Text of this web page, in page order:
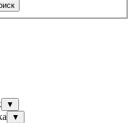
▼
▼